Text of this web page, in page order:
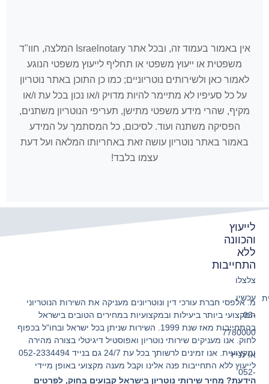
אין באמור בעמוד זה, ובכל אתר Israelnotary המלצה, חוו"ד
משפטית או ייעוץ משפטי או תחליף לייעוץ משפטי הנוגע
לאמור כאן ולשירותים נוטריוניים; כמו כן התוכן באתר נוטריון
על כל סעיפיו לא מתיימר להיות מדויק ו/או נכון בכל עת ו/או
מקיף, שהרי מידע משפטי מתישן, תעריפי הנוטריון משתנים,
הפסיקה משתנה ועוד. לסיכום, כל המסתמך על המידע
באמור באתר נוטריון עושה זאת באחריותו המלאה ועל דעת
עצמו בלבד!
מ. אלפסי חברת עורכי דין ונוטריונים מעניקה את השירות הנוטריוני
המקצועי ביותר ביעילות ובמקצועיות במחירים הטובים בישראל
בהתחייבות מאז שנת 1999. השירות שניתן בכל ישראל ובחו"ל בכפוף
לחוק. אנו מעניקים שירותי נוטריון ואפוסטיל דיגיטלי בצורה מהירה
ומקצועית. אנו זמינים לרשותך בכל עת 24/7 גם בנייד 052-2334494
לייעוץ ללא התחייבות פנה אלינו וקבל מענה מקצועי באופן מיידי
הידעת? מחיר שירותי נוטריון בישראל קבועים בחוק, לפרטים
לייעוץ
והכוונה
ללא
התחייבות
צלצלו
עכשיו
03-
7780000
או לנייד
052-